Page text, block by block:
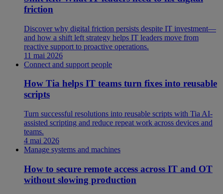
friction
Discover why digital friction persists despite IT investment—
and how a shift left strategy helps IT leaders move from
reactive support to proactive operations.
11 mai 2026
Connect and support people
How Tia helps IT teams turn fixes into reusable
scripts
Turn successful resolutions into reusable scripts with Tia AI-
assisted scripting and reduce repeat work across devices and
teams.
4 mai 2026
Manage systems and machines
How to secure remote access across IT and OT
without slowing production